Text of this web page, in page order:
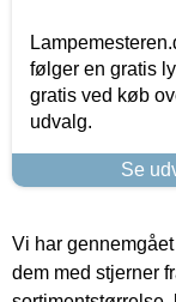
følger en gratis
gratis ved køb
udvalg.
Se
Vi har
dem med stjerner